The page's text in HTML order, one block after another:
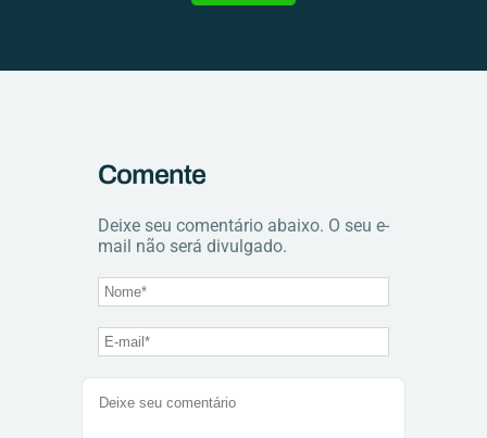
Comente
Deixe seu comentário abaixo. O seu e-
mail não será divulgado.